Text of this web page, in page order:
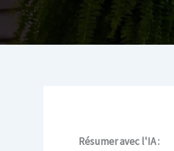
Résumer avec l'IA :